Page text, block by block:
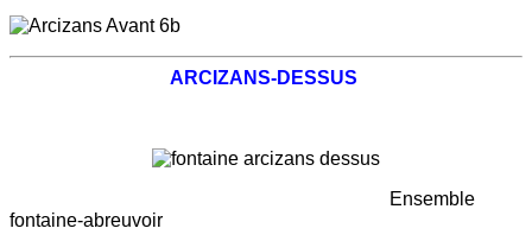
ARCIZANS-DESSUS
Ensemble
fontaine-abreuvoir